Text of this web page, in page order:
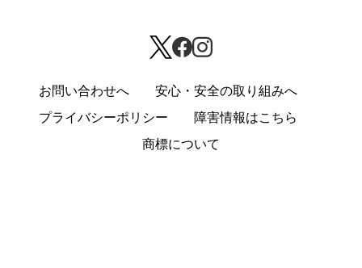
お問い合わせへ
安心・安全の取り組みへ
プライバシーポリシー
障害情報はこちら
商標について